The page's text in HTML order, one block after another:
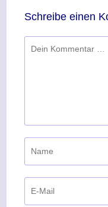
Schreibe einen